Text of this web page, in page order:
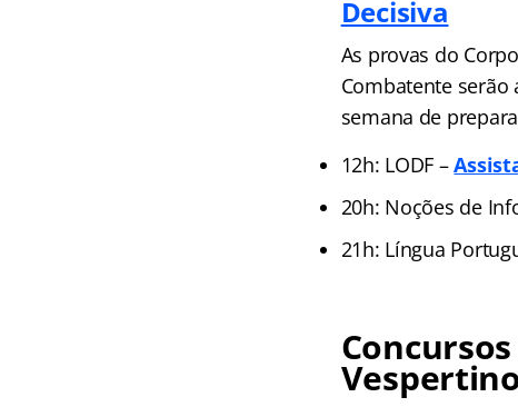
Decisiva
As provas do
Combatente
semana de
12h: LODF –
20h: Noções de
21h: Língua